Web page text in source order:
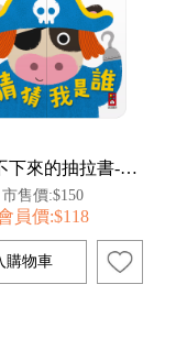
玩得停不下來的抽拉書-猜猜我是誰
市售價:$150
員價:$118